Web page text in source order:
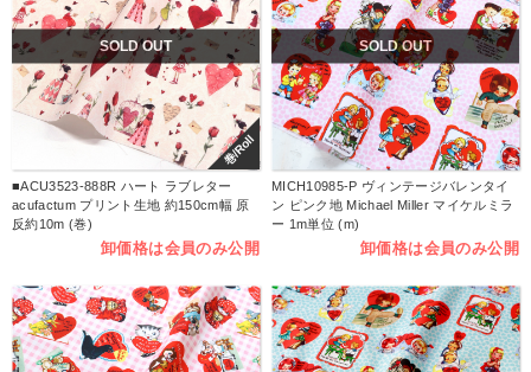
巻/Roll
SOLD OUT
■ACU3523-888R ハート ラブレター
acufactum プリント生地 約150cm幅 原
反約10m (巻)
卸価格は会員のみ公開
SOLD OUT
MICH10985-P ヴィンテージバレンタイ
ン ピンク地 Michael Miller マイケルミラ
ー 1m単位 (m)
卸価格は会員のみ公開